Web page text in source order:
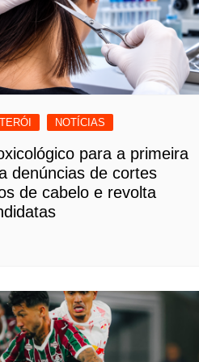
NOTÍCIAS
para a primeira
denúncias de cortes
de cabelo e revolta